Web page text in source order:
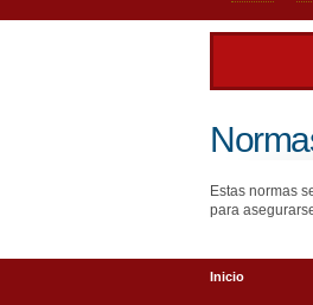
Estas normas
para
Inicio